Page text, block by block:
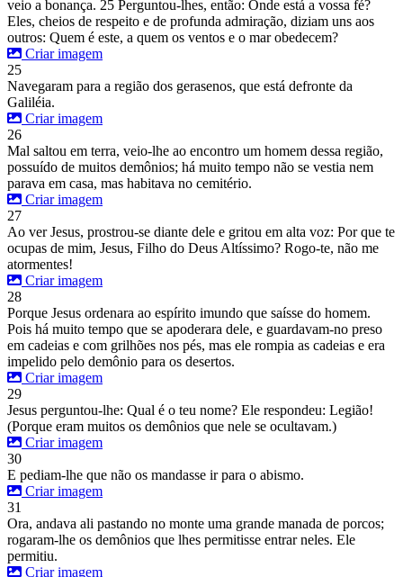
veio a bonança. 25 Perguntou-lhes, então: Onde está a vossa fé?
Eles, cheios de respeito e de profunda admiração, diziam uns aos
outros: Quem é este, a quem os ventos e o mar obedecem?
Criar imagem
25
Navegaram para a região dos gerasenos, que está defronte da
Galiléia.
Criar imagem
26
Mal saltou em terra, veio-lhe ao encontro um homem dessa região,
possuído de muitos demônios; há muito tempo não se vestia nem
parava em casa, mas habitava no cemitério.
Criar imagem
27
Ao ver Jesus, prostrou-se diante dele e gritou em alta voz: Por que te
ocupas de mim, Jesus, Filho do Deus Altíssimo? Rogo-te, não me
atormentes!
Criar imagem
28
Porque Jesus ordenara ao espírito imundo que saísse do homem.
Pois há muito tempo que se apoderara dele, e guardavam-no preso
em cadeias e com grilhões nos pés, mas ele rompia as cadeias e era
impelido pelo demônio para os desertos.
Criar imagem
29
Jesus perguntou-lhe: Qual é o teu nome? Ele respondeu: Legião!
(Porque eram muitos os demônios que nele se ocultavam.)
Criar imagem
30
E pediam-lhe que não os mandasse ir para o abismo.
Criar imagem
31
Ora, andava ali pastando no monte uma grande manada de porcos;
rogaram-lhe os demônios que lhes permitisse entrar neles. Ele
permitiu.
Criar imagem